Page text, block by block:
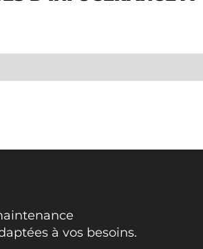
à vos besoins.